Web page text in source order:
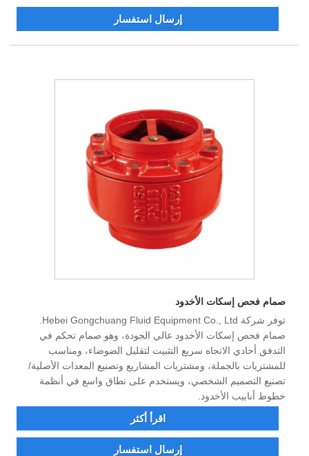
إرسال استفسار
صمام فحص إسكات الأخدود
صمام فحص إسكات الأخدود عالي الجودة، وهو صمام تحكم في
التدفق أحادي الاتجاه سريع التثبيت لتقليل الضوضاء، ومناسب
للمشتريات بالجملة، ومشتريات المشاريع وتصنيع المعدات الأصلية/
تصنيع التصميم الشخصي، ويستخدم على نطاق واسع في أنظمة
خطوط أنابيب الأخدود.
اقرأ أكثر
إرسال استفسار